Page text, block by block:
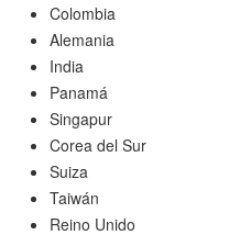
Colombia
Alemania
India
Panamá
Singapur
Corea del Sur
Suiza
Taiwán
Reino Unido